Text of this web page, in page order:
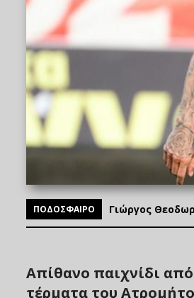
ΠΟΔΟΣΦΑΙΡΟ Γιώργος
Απίθανο παιχνίδι
τέρματα του